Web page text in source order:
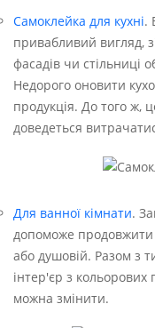
Самоклейка для кухні.
привабливий вигляд,
фасадів чи стільниці
Недорого оновити
продукція. До того ж,
доведеться
Для ванної кімнати.
допоможе продовжити
або душовій. Разом з
інтер'єр з кольорових
можна змінити.